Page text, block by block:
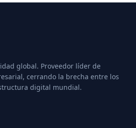
global. Proveedor líder de
cerrando la brecha entre los
digital mundial.